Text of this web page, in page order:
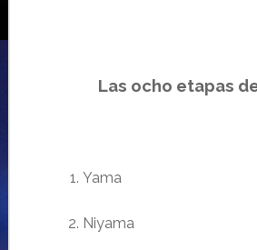
Las ocho etapas
Yama
Niyama